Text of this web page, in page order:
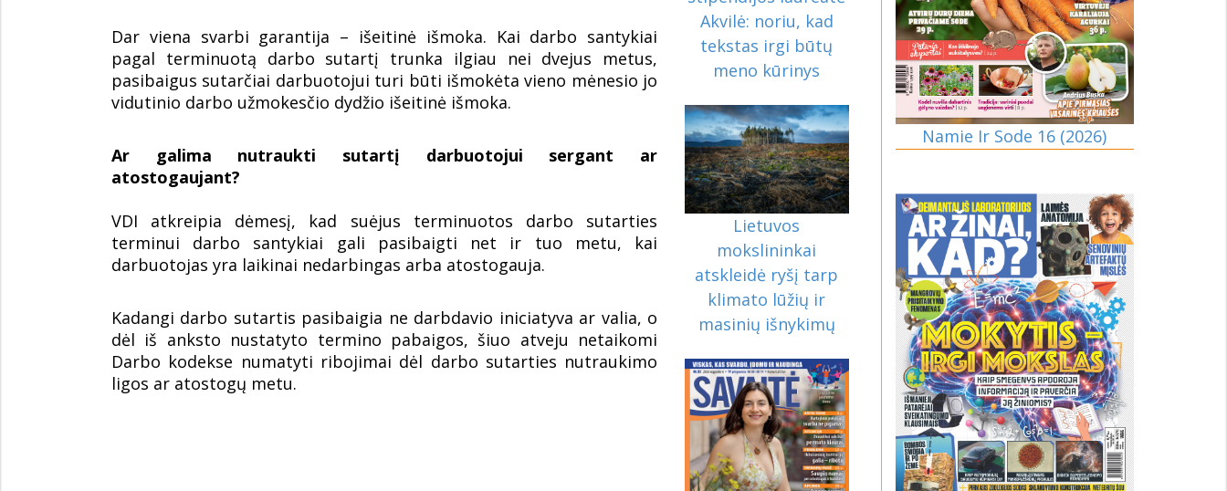
Dar viena svarbi garantija – išeitinė išmoka. Kai darbo santykiai
pagal terminuotą darbo sutartį trunka ilgiau nei dvejus metus,
pasibaigus sutarčiai darbuotojui turi būti išmokėta vieno mėnesio jo
vidutinio darbo užmokesčio dydžio išeitinė išmoka.
Ar galima nutraukti sutartį darbuotojui sergant ar
atostogaujant?
VDI atkreipia dėmesį, kad suėjus terminuotos darbo sutarties
terminui darbo santykiai gali pasibaigti net ir tuo metu, kai
darbuotojas yra laikinai nedarbingas arba atostogauja.
Kadangi darbo sutartis pasibaigia ne darbdavio iniciatyva ar valia, o
dėl iš anksto nustatyto termino pabaigos, šiuo atveju netaikomi
Darbo kodekse numatyti ribojimai dėl darbo sutarties nutraukimo
ligos ar atostogų metu.
Akvilė: noriu, kad
tekstas irgi būtų
meno kūrinys
Lietuvos
mokslininkai
atskleidė ryšį tarp
klimato lūžių ir
masinių išnykimų
Namie Ir Sode 16 (2026)